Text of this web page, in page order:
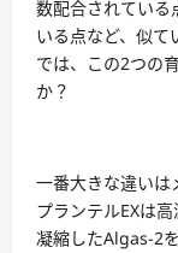
数配合されている
いる点など、似て
では、この2つの
か？
一番大きな違いは
プランテルEXは
凝縮したAlgas-2